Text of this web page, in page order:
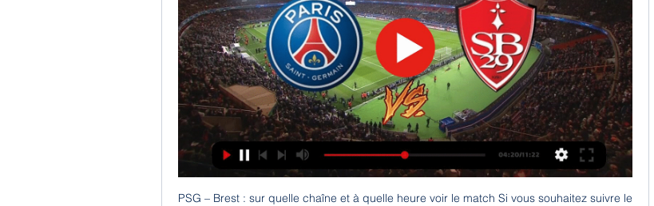
PSG – Brest : sur quelle chaîne et à quelle heure voir le match Si vous souhaitez suivre le match en direct, la chaîne TV Amazon Prime Video diffuse exclusivement cette rencontre. Pour visionner Paris – Brest et la plupart des autres matchs du championnat, vous pouvez souscrire au Pass Ligue 1 d'Amazon Prime Video, un abonnement mensuel accessible sur tous vos écrans connectés. Si vous souhaitez suivre le match en direct, la chaîne TV Amazon Prime Video diffuse exclusivement cette rencontre. Pour visionner Paris – Brest et la plupart des autres matchs du championnat, vous pouvez souscrire au Pass Ligue 1 d'Amazon Prime Video, un abonnement mensuel accessible sur tous vos écrans connectés. il y a 13 heures Ouest-France Ouest-France

Juventus-fr.com est le site de la première communauté francophone de la Juventus de Turin. Il vous permet de suivre toute l'actualité de la Juventus, en français. Actualité générale, Interviews, Calendrier, Classement, Mercato, Juventus Women, Primanvera, Jeunes,...

Tout ce qu'il faut savoir sur le match Benfica vs Eintracht Frankfurt de Europa League du (11 Avril 2019) en direct : Résumé, statistiques, compositions et résultats - Besoccer

En 1960, le Congo comptait 16 diplômés universitaires (tandis que dans les territoires de l'Afrique occidentale ou encore, au Kenya ou en Ouganda, les Africains qui avaient bénéficié d'une formation universitaire se comptaient par centaines). Par contre, il y avait déjà, …

Tout ce qu'il faut savoir sur le match Avranches vs Lyon-Duchère de National du (13 Septembre 2019) en direct : Résumé, statistiques, compositions et résultats - Besoccer

Néanmoins, nous partagerons les moments importants du match Strasbourg-Rennes grâce à notre service de présentation en direct live. Dans la diffusion en direct live du match de Strasbourg-Rennes, nous partageons les objectifs du match, les cartons que les joueurs reçoivent (jaune-rouge) et la minute instantanée du match.

MC Alger TV. Mouloudia Club d. je capte toutes les chaines algeriennes sur nilsat 7 degré w a alger sauf ennahar tv au debut quand le lance la scan elle apparait mais au bout de 5/10 minutes c'est noir avec un message pas de service frequence (12360 V 27500 5/6) merci de me repondre mon demo est un STARSAT SR-2000 HD.

Vous consultez actuellement la page : Lazio U19 - Verona U19 Suivez le match Lazio U19 - Verona U19 en direct (résumé, score et buts). Le résultat de ce match Campionato Primavera 2 entre Lazio Under 19 et Hellas Verona FC Under 19 est à suivre en live à partir de 15h00.

Brest – PSG : à quelle heure et sur quelle chaîne regarder le 11 mars 2023 — Match Brest – PSG en direct : à quelle heure et sur quelle chaîne ? Ce samedi soir, retrouvez le match entre Brest et le PSG sur la chaîne ...

Découvrez sans plus attendre le calendrier de vos Cistes pour la saison 2018/2019 de Top 14 ! Rendez vous le week-end du 25 aout pour la reprise à...

L’ACTUALITE DE LA 31EME JOURNEE . Après Grenoble et Amiens, Angers devient le troisième club à faire tomber le leader Rouen ! Sur la glace de l’Île Lacroix, les Ducs ont dû patienter jusqu’à la séance des tirs au but pour crier victoire (3-2).

Diffusion de Fugues et Disparitions. 77K likes. Avis de recherche . Appel à témoins . Fugue . Disparition inquiétante . L'enfance en danger. Avis de recherche . Appel à témoins .

Göppingen est un club allemand de handball basé dans la ville de Göppingen. Il a été fondé en 1904. Il évolue pour la saison 2019/2020 dans le championnat suivant : Allemagne - Bundesliga Hommes. Les matchs à domicile se jouent dans la salle : Ews-Arena.

8 Le Bihan Guy et Christiane Le Bihan Guy et Christiane 18 Navalhars, 29140 KERNEVEL. Afficher le n° Afficher le n° Plan; Itinéraire; Tél : 02 98 59 80 96 . 9 Le Bihan C Le Bihan C Visuel indisponible. Afficher le n° Afficher le n° Tél : Opposé aux opérations de marketing direct 09 83 07 34 66 . La présence de ce pictogramme signale une opposition aux opérations de marketing direct.

La Fédération Française de Basket-Ball a dévoilé le tirage au sort des plateaux des 16èmes de finale du Trophée Coupe de France Masculin.Le 18 février 2017 à Breal sous Montfort (35), les U21 de Cholet Basket vont affronter l'équipe angevine de Saint Léonard, qui évolue en Nationale 2. Le vainqueur de ce match rejouera donc le.

En naviguant sur notre application vous acceptez l'installation et l'utilisation des cookies. En savoir plus sur notre page Respect de la vie privée et Cookies

Rencontre - Vandoeuvre-lès-Nancy Vandœuvre-lès-Nancy : Jean. Est Républicain Jean Erhart est président de l'Association des amis des arts et de l'histoire de Vandœuvre, et trésorier de l'Association pour le patrimoine. Abonnez-vous à l'Est Républicain pour lire cet article. s'abonner. Déjà abonné ?connectez-vous. Pour lire.

Tout ce qu'il faut savoir sur le match Osasuna Fem vs Eibar Fem de Segunda División Femenina du (05 November 2017) en direct : Résumé, statistiques, compositions et résultats - Besoccer. Don't miss the most important football matches while navigating as usual through the pages of your choice.

Trouvez rapidement un radiologue près de chez vous ou un professionnel de santé pratiquant des actes de radiologie et prenez rendez-vous gratuitement en ligne en quelques clics

Suivez le match Mirandes - Recreativo Huelva en direct LIVE ! C'est CD Mirandes qui recoit Real Club Recreativo de Huelva pour ce match espagnol du dimanche 03 mai 2015 (Resultat de …

Suivez le match Panama U-20-France U-20 en direct 28/05/2019. Ne ratez pas ce match de Coupe du monde U20 en direct, sinon, suivez les résultats, score buts après match Panama U-20-France U-20.

Brest-PSG : sur quelle chaîne ou streaming et à quelle heure 11 mars 2023 — Niveau horaire et diffusion, le match Brest-PSG débutera ce samedi soir à 21h00 et sera diffusé en direct à la télévision en France sur deux ...

Comment regarder PSG Brest En Direct Streaming Gratuit il y a 45 minutes — PSG Brest en direct streaming gratuit tv 29. 01. 2024. DERNIÈRE MISE À JOUR : 29 JANVIER 2024. Paris Saint-Germain face à Stade Brestois ...

Brest : comment regarder ce choc de Ligue 1 ce week-end il y a 11 heures — Le match entre le PSG et Brest est à suivre en direct et en streaming sur la chaîne le Pass Ligue 1 d'Amazon Prime Video. Le coup d'envoi est ...

Si de par sa population, Montpellier est la 7e plus importante ville de France, elle est également, de par son climat et sa situation, l’une de celles où il fait certainement le plus bon vivre.

Puis vers 10h30, les joueurs de l’équipe professionnelle du Paris-Levallois ont fait leur apparition sur le Parvis. Après quelques photos collectives sur les aires de jeu, les joueurs se sont installés dans les chapiteaux pour échanger avec les enfants sur le basket ainsi que de leur vie en tant que joueurs de basket professionnels.

En France, l’Etat garantit la liberté de la presse et veille à l’indépendance des médias en assurant la diversité des courants d’opinion et le pluralisme de l’information. La loi prévient de trop fortes concentrations en empêchant un groupe de presse de contrôler plus de 30 % de la diffusion …

L'ASEC Mimosas est un club ivoirien de football basé à Abidjan et évoluant en Ligue 1 ivoirienne. L'ASEC constitue avec son rival éternel, l'Africa Sports d'Abidjan, les deux grands clubs ivoiriens. L'ASEC est dirigée depuis 1989 par Roger Ouégnin qui est à l'origine du renouveau du club.

Vous consultez actuellement la page : HSG Krefeld - Elbflorenz Dresden Suivez le match HSG Krefeld - Elbflorenz Dresden en direct (résumé, score et buts). Le résultat de ce match entre HSG Krefeld et Elbflorenz Dresden est à suivre en live à partir de 16:00.

Calcul du reste à vivre. Le reste à vivre est la somme qui reste dans le foyer après qu’il ait réglé ses charges fixes. Il est impossible de donner une définition exacte du reste à vivre car chaque établissement bancaire a ses propres critères et son mode de calcul.

Escort Ajaccio - 2A avec escortgirlvip.com N°1 Rencontres escort Ajaccio - 2A Trouvez votre Escort Girl dans votre région (2A) ou en France uniquement que pour …

Comme son nom l'indique, contient tout ce qui est en relation avec les arts martiaux. L'ensemble des arts du combat ou de l'autodéfence, comme l'aïkido, le karaté, le …

Angers recevait Lyon dans le cadre de la 37e journée de la Ligue Magnus. Malgré une multitude de situations favorables et d’une grosse intensité d’engagement pour l’emporter, Les Ducs se contenteront d’une victoire dans la mort subite des prolongations (2-1, ap.).

Déjà buteur lors des deux dernières journées de championnat, d'abord contre PWD Bamenda (buteur et passeur, victoire 3-1), puis contre TKC Yaoundé (buteur, score final 1-1), l'ancien sociétaire de l'EFBC s'est de nouveau distingué en marquant l'unique but du match, ce qui fait le bonheur d'Apejès de Mfou.

PSG - Brest : sur quelle chaîne voir le match de la Ligue 1 il y a 12 heures — Programme TV de PSG - Brest. Match : PSG - Brest Date : 28 janvier 2024. Coup d'envoi : 20h45. Chaîne : à suivre en direct sur Prime Vidéo ...

C’est une très belle journée de football en live streaming que l’on va vivre avec l’équipe du club des Girondins de Bordeaux qui recevra le FCO de Dijon à l’occasion de ce match de la 21ème journée du championnat de la Ligue 1 qui s’avère plus ouvert que prévu et …

LIGUE MOTOCYCLISTE RÉGIONALE CENTRE - VAL DE LOIRE +33 (0)2 38 22 01 04 / bureau@ligue-moto-centre.fr 5 rue de la Gabellière 45380 La Chapelle Saint Mesmin Lundi …

Caen est invaincu lors de ses 5 dernières rencontres face à Strasbourg en Ligue 1 (3 victoires, 2 nuls), son dernier revers contre les Strasbourgeois dans l’élite remonte au 5 février 2005 (0-5).

Jean Ferrat La Femme est l'avenir de l'Homme. Skip navigation Sign in. Search. Loading... Close. This video is unavailable. Jean Ferrat La Femme est l'avenir de …

Mais les applications, il y en un plus d’un million et il est difficile de s’y retrouver ! Aussi, j’ai sé